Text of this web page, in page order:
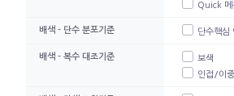
Quick 메
배색 - 단수 분포기준 단수핵심
배색 - 복수 대조기준 보색
인접/이